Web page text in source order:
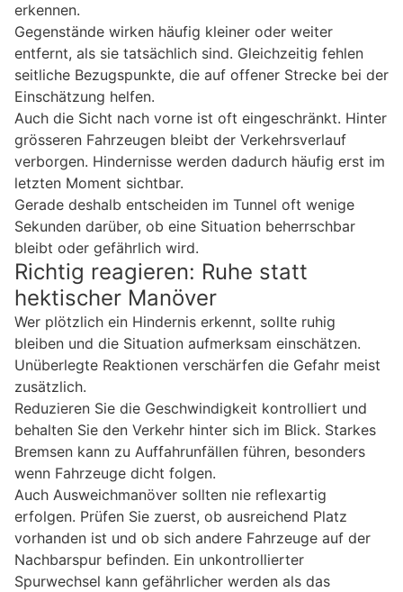
erkennen.
Gegenstände wirken häufig kleiner oder weiter
entfernt, als sie tatsächlich sind. Gleichzeitig fehlen
seitliche Bezugspunkte, die auf offener Strecke bei der
Einschätzung helfen.
Auch die Sicht nach vorne ist oft eingeschränkt. Hinter
grösseren Fahrzeugen bleibt der Verkehrsverlauf
verborgen. Hindernisse werden dadurch häufig erst im
letzten Moment sichtbar.
Gerade deshalb entscheiden im Tunnel oft wenige
Sekunden darüber, ob eine Situation beherrschbar
bleibt oder gefährlich wird.
Richtig reagieren: Ruhe statt
hektischer Manöver
Wer plötzlich ein Hindernis erkennt, sollte ruhig
bleiben und die Situation aufmerksam einschätzen.
Unüberlegte Reaktionen verschärfen die Gefahr meist
zusätzlich.
Reduzieren Sie die Geschwindigkeit kontrolliert und
behalten Sie den Verkehr hinter sich im Blick. Starkes
Bremsen kann zu Auffahrunfällen führen, besonders
wenn Fahrzeuge dicht folgen.
Auch Ausweichmanöver sollten nie reflexartig
erfolgen. Prüfen Sie zuerst, ob ausreichend Platz
vorhanden ist und ob sich andere Fahrzeuge auf der
Nachbarspur befinden. Ein unkontrollierter
Spurwechsel kann gefährlicher werden als das